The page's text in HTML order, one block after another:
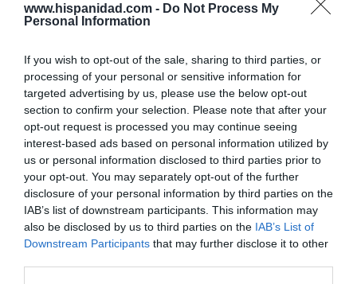
www.hispanidad.com - Do Not Process My
Personal Information
If you wish to opt-out of the sale, sharing to third parties, or
processing of your personal or sensitive information for
targeted advertising by us, please use the below opt-out
section to confirm your selection. Please note that after your
opt-out request is processed you may continue seeing
interest-based ads based on personal information utilized by
us or personal information disclosed to third parties prior to
your opt-out. You may separately opt-out of the further
disclosure of your personal information by third parties on the
IAB’s list of downstream participants. This information may
also be disclosed by us to third parties on the IAB’s List of
Downstream Participants that may further disclose it to other
Hoy destacamos
ECONOMÍA
El divorcio imposible de los Entrecanales: